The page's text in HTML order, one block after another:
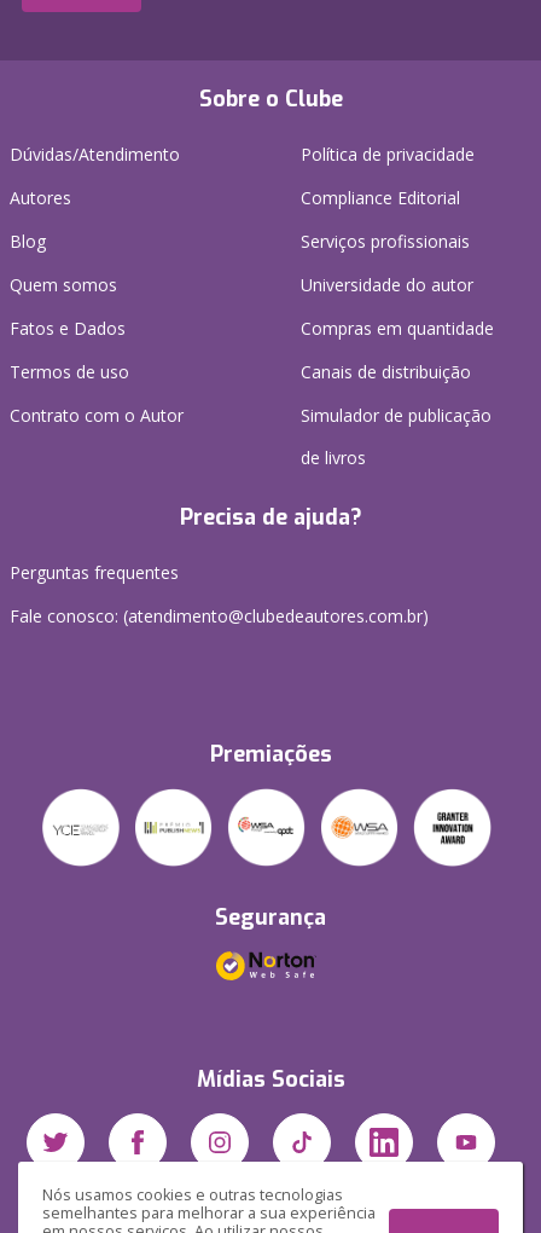
Nós usamos cookies e outras tecnologias
semelhantes para melhorar a sua experiência
Sobre o Clube
Dúvidas/Atendimento
Autores
Blog
Quem somos
Fatos e Dados
Termos de uso
Contrato com o Autor
Política de privacidade
Compliance Editorial
Serviços profissionais
Universidade do autor
Compras em quantidade
Canais de distribuição
Simulador de publicação
de livros
Precisa de ajuda?
Perguntas frequentes
Fale conosco: (atendimento@clubedeautores.com.br)
Premiações
Segurança
Mídias Sociais